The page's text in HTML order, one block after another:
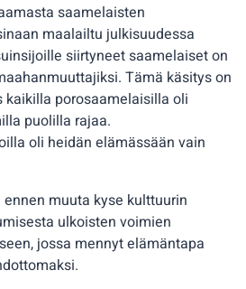
saamelaisten
maalailtu julkisuudessa
siirtyneet saamelaiset on
Tämä käsitys on
kaikilla porosaamelaisilla oli
puolilla rajaa.
oli heidän elämässään vain
muuta kyse kulttuurin
ulkoisten voimien
jossa mennyt elämäntapa